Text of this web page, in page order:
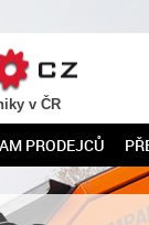
v ČR
PRODEJCŮ